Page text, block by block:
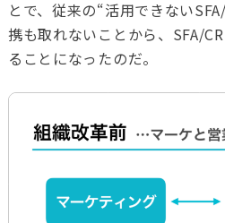
とで、従来の“活用できない
携も取れないことから、 SFA/
ることになったのだ。